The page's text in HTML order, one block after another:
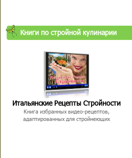
Книги по стройной кулинарии
Итальянские Рецепты Стройности
Книга избранных видео-рецептов,
адаптированных для стройнеющих